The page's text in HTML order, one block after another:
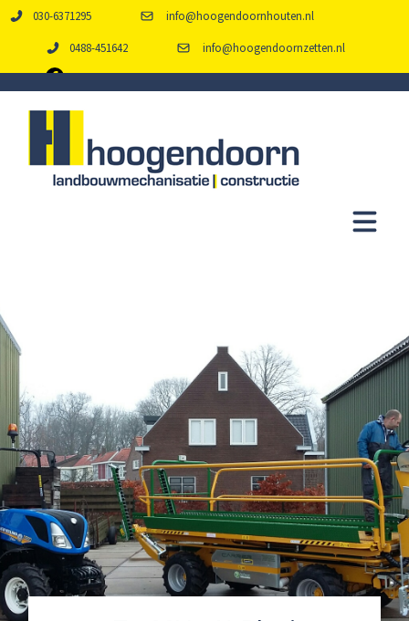
030-6371295 info@hoogendoornhouten.nl
0488-451642 info@hoogendoornzetten.nl